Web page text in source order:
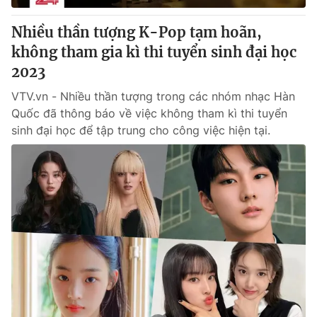
Nhiều thần tượng K-Pop tạm hoãn,
không tham gia kì thi tuyển sinh đại học
2023
VTV.vn - Nhiều thần tượng trong các nhóm nhạc Hàn
Quốc đã thông báo về việc không tham kì thi tuyển
sinh đại học để tập trung cho công việc hiện tại.